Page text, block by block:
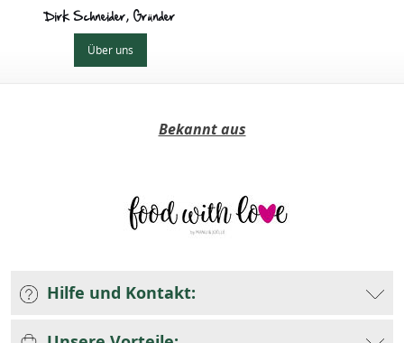
Dirk Schneider, Gründer
Über uns
Bekannt aus
Hilfe und Kontakt: